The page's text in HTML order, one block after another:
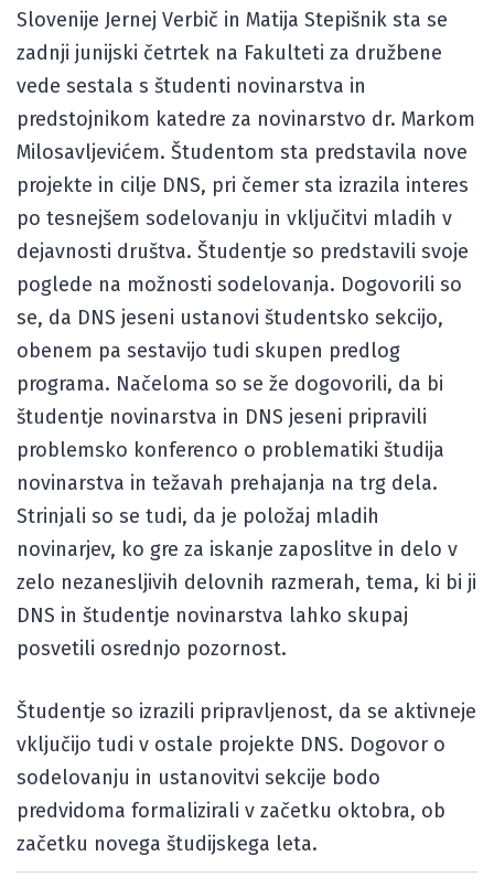
Slovenije Jernej Verbič in Matija Stepišnik sta se
zadnji junijski četrtek na Fakulteti za družbene
vede sestala s študenti novinarstva in
predstojnikom katedre za novinarstvo dr. Markom
Milosavljevićem. Študentom sta predstavila nove
projekte in cilje DNS, pri čemer sta izrazila interes
po tesnejšem sodelovanju in vključitvi mladih v
dejavnosti društva. Študentje so predstavili svoje
poglede na možnosti sodelovanja. Dogovorili so
se, da DNS jeseni ustanovi študentsko sekcijo,
obenem pa sestavijo tudi skupen predlog
programa. Načeloma so se že dogovorili, da bi
študentje novinarstva in DNS jeseni pripravili
problemsko konferenco o problematiki študija
novinarstva in težavah prehajanja na trg dela.
Strinjali so se tudi, da je položaj mladih
novinarjev, ko gre za iskanje zaposlitve in delo v
zelo nezanesljivih delovnih razmerah, tema, ki bi ji
DNS in študentje novinarstva lahko skupaj
posvetili osrednjo pozornost.
Študentje so izrazili pripravljenost, da se aktivneje
vključijo tudi v ostale projekte DNS. Dogovor o
sodelovanju in ustanovitvi sekcije bodo
predvidoma formalizirali v začetku oktobra, ob
začetku novega študijskega leta.